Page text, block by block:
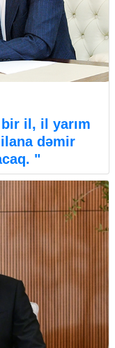
il, il yarım
dəmir
"